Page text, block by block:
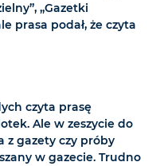
„Gazetki
prasa podał, że czyta
czyta prasę
Ale w zeszycie do
z gazety czy próby
w gazecie. Trudno